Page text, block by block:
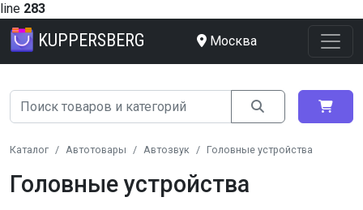
line 283
KUPPERSBERG Москва
Каталог Автотовары Автозвук Головные устройства
Головные устройства